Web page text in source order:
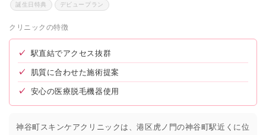
誕生日特典 デビュープラン
クリニックの特徴
✓ 駅直結でアクセス抜群
✓ 肌質に合わせた施術提案
✓ 安心の医療脱毛機器使用
神谷町スキンケアクリニックは、港区虎ノ門の神谷町駅近くに位